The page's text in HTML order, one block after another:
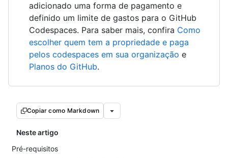
adicionado uma forma de pagamento e
definido um limite de gastos para o GitHub
Codespaces. Para saber mais, confira Como
escolher quem tem a propriedade e paga
pelos codespaces em sua organização e
Planos do GitHub.
Copiar como Markdown
Neste artigo
Pré-requisitos